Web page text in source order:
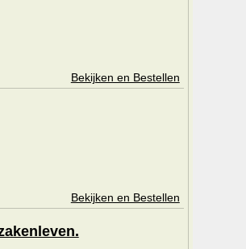
Bekijken en Bestellen
Bekijken en Bestellen